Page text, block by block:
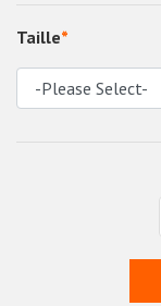
Taille*